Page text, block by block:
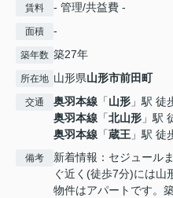
賃料 - 管理/共益費 -
面積 -
築年数 築27年
所在地 山形県山形市前田町
交通 奥羽本線 「山形 」駅 徒
奥羽本線 「北山形 」駅
奥羽本線 「蔵王 」駅 徒
備考
新着情報：セジュール
ぐ近く(徒歩7分)には山
物件はアパートです。